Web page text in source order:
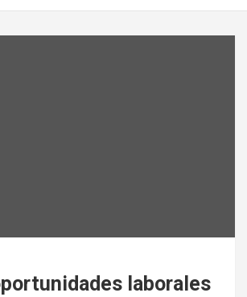
laborales